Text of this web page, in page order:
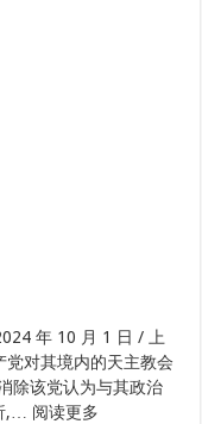
年 10 月 1 日 / 上
对其境内的天主教会
除该党认为与其政治
,… 阅读更多